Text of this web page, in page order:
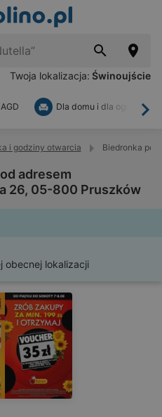
Twoja lokalizacja: Świnoujście
AGD Dla domu i dla ogrodu
i godziny otwarcia Biedronka
adresem
26, 05-800 Pruszków
obecnej lokalizacji